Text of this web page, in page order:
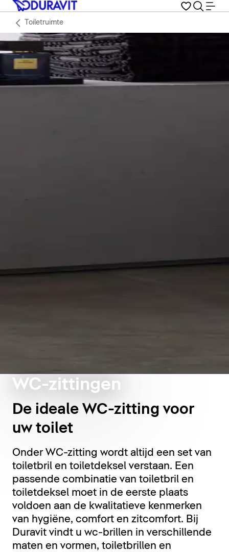
Toiletruimte
WC-zittingen
De ideale WC-zitting voor
uw toilet
Onder WC-zitting wordt altijd een set van
toiletbril en toiletdeksel verstaan. Een
passende combinatie van toiletbril en
toiletdeksel moet in de eerste plaats
voldoen aan de kwalitatieve kenmerken
van hygiëne, comfort en zitcomfort. Bij
Duravit vindt u wc-brillen in verschillende
maten en vormen, toiletbrillen en